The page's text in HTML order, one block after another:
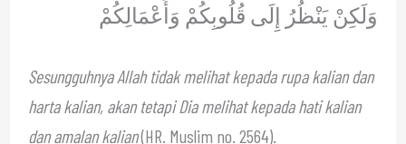
وَلَكِنْ يَنْظُرُ إِلَى قُلُوبِكُمْ وَأَعْمَالِكُمْ
Sesungguhnya Allah tidak melihat kepada rupa kalian dan
harta kalian, akan tetapi Dia melihat kepada hati kalian
dan amalan kalian(HR. Muslim no. 2564).